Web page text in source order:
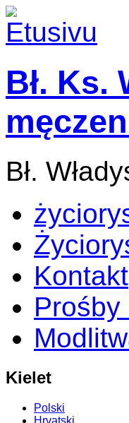
Bł. Ks.
Bł.
Kontakt
Kielet
Polski
Hrvatski